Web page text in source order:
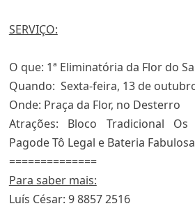
SERVIÇO:
O que: 1ª Eliminatória da Flor do
Quando: Sexta-feira, 13 de
Onde: Praça da Flor, no Desterro
Atrações: Bloco Tradicional
Pagode Tô Legal e Bateria
==============
Para saber mais:
Luís César: 9 8857 2516